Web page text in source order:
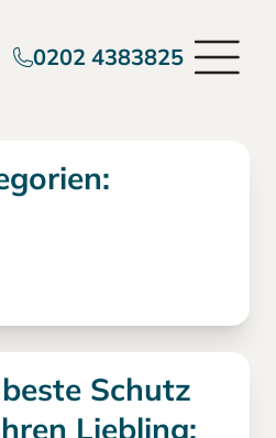
0202 4383825
Schutz
Liebling: